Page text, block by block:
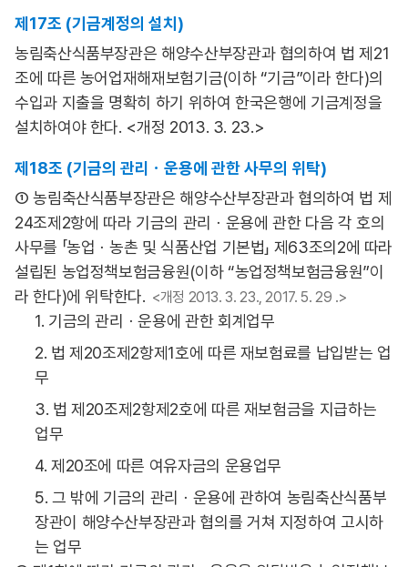
제17조 (기금계정의 설치)
농림축산식품부장관은 해양수산부장관과 협의하여 법 제21
조에 따른 농어업재해재보험기금(이하 “기금”이라 한다)의
수입과 지출을 명확히 하기 위하여 한국은행에 기금계정을
설치하여야 한다. <개정 2013. 3. 23.>
제18조 (기금의 관리ㆍ운용에 관한 사무의 위탁)
① 농림축산식품부장관은 해양수산부장관과 협의하여 법 제
24조제2항에 따라 기금의 관리ㆍ운용에 관한 다음 각 호의
사무를 「농업ㆍ농촌 및 식품산업 기본법」 제63조의2에 따라
설립된 농업정책보험금융원(이하 “농업정책보험금융원”이
라 한다)에 위탁한다. <개정 2013. 3. 23., 2017. 5. 29 .>
1. 기금의 관리ㆍ운용에 관한 회계업무
2. 법 제20조제2항제1호에 따른 재보험료를 납입받는 업
무
3. 법 제20조제2항제2호에 따른 재보험금을 지급하는
업무
4. 제20조에 따른 여유자금의 운용업무
5. 그 밖에 기금의 관리ㆍ운용에 관하여 농림축산식품부
장관이 해양수산부장관과 협의를 거쳐 지정하여 고시하
는 업무